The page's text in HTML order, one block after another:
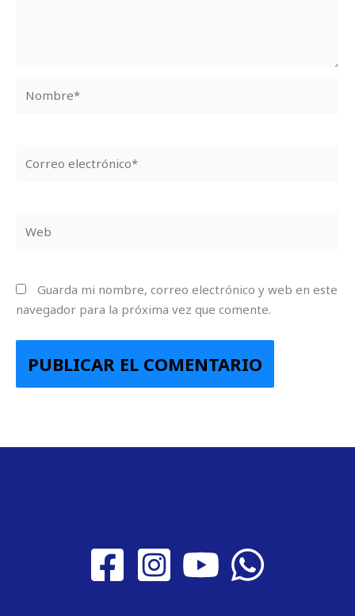
electrónico*
Guarda mi nombre, correo electrónico y web en este
navegador para la próxima vez que comente.